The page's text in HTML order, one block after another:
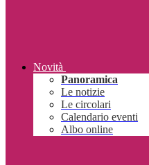
Novità
Panoramica
Le notizie
Le circolari
Calendario eventi
Albo online